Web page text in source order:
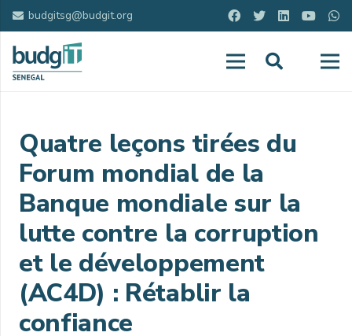
budgitsg@budgit.org
Quatre leçons tirées du
Forum mondial de la
Banque mondiale sur la
lutte contre la corruption
et le développement
(AC4D) : Rétablir la
confiance